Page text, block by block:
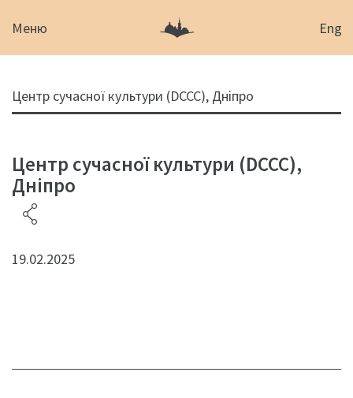
Меню Eng
Центр сучасної культури (DCCC), Дніпро
Центр сучасної культури (DCCC),
Дніпро
19.02.2025